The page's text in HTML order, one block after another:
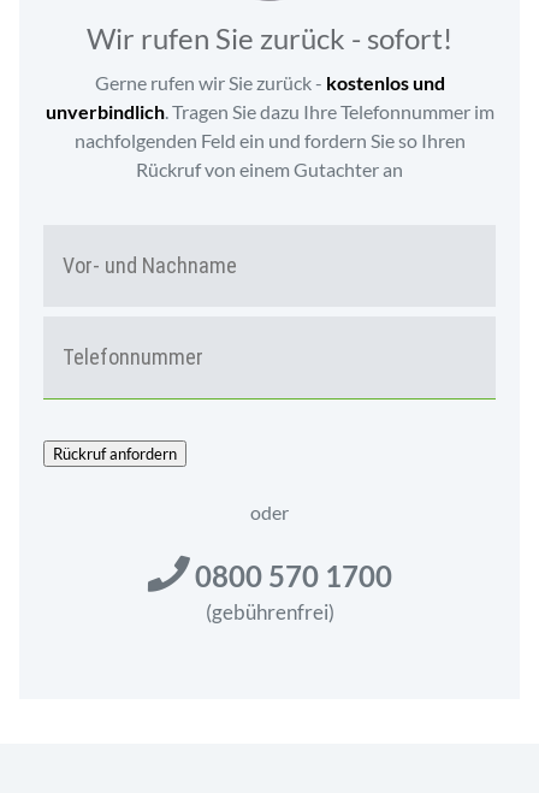
Wir rufen Sie zurück - sofort!
Gerne rufen wir Sie zurück - kostenlos und
unverbindlich. Tragen Sie dazu Ihre Telefonnummer im
nachfolgenden Feld ein und fordern Sie so Ihren
Rückruf von einem Gutachter an
E
Rückruf anfordern
oder
0800 570 1700
(gebührenfrei)